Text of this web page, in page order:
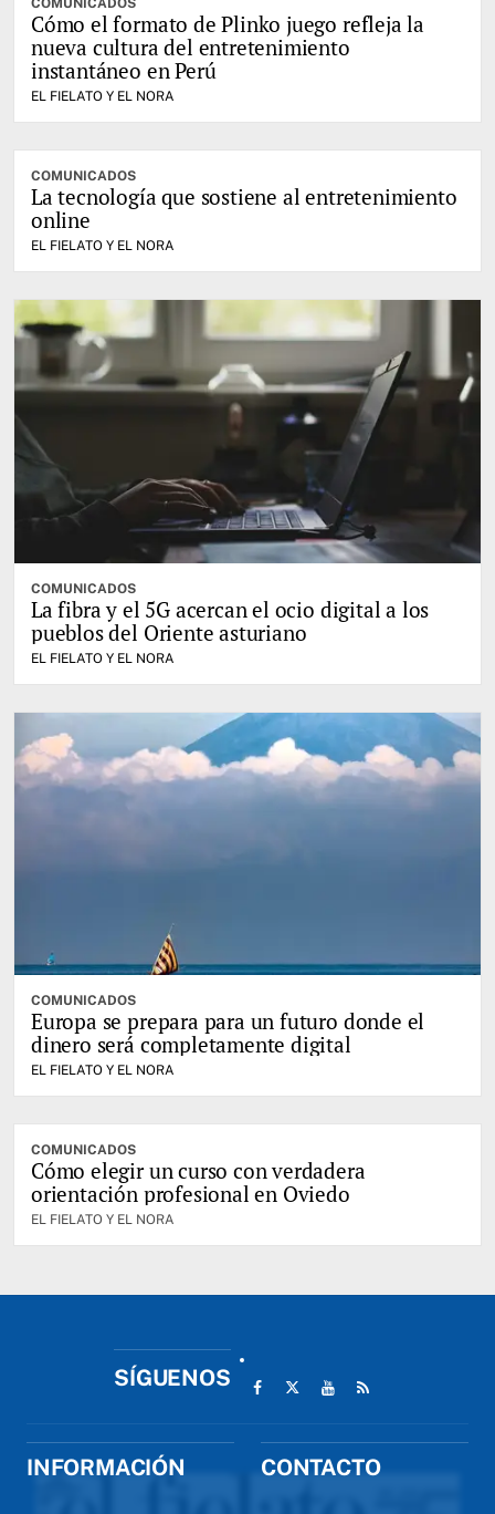
COMUNICADOS
Cómo el formato de Plinko juego refleja la
nueva cultura del entretenimiento
instantáneo en Perú
EL FIELATO Y EL NORA
COMUNICADOS
La tecnología que sostiene al entretenimiento
online
EL FIELATO Y EL NORA
COMUNICADOS
La fibra y el 5G acercan el ocio digital a los
pueblos del Oriente asturiano
EL FIELATO Y EL NORA
COMUNICADOS
Europa se prepara para un futuro donde el
dinero será completamente digital
EL FIELATO Y EL NORA
COMUNICADOS
Cómo elegir un curso con verdadera
orientación profesional en Oviedo
EL FIELATO Y EL NORA
SÍGUENOS
INFORMACIÓN CONTACTO